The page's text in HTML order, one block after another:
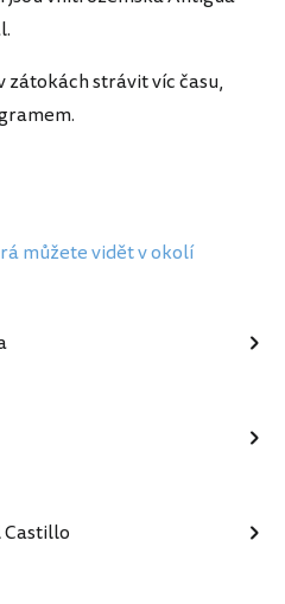
zátokách strávit víc času,
můžete vidět v okolí
Castillo